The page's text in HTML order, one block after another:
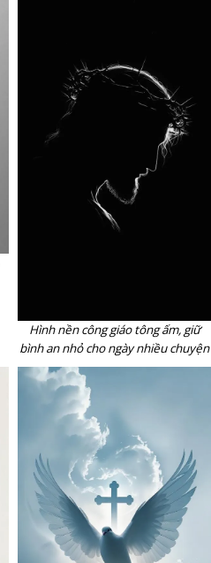
Hình nền công giáo tông ấm, giữ
bình an nhỏ cho ngày nhiều chuyện